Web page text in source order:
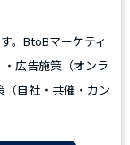
。BtoBマーケティ
広告施策（オンラ
（自社・共催・カン